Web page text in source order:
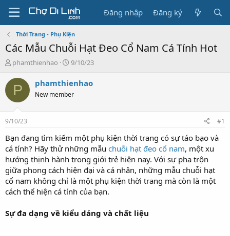
Đăng nhập Đăng ký
Thời Trang - Phụ Kiện
Các Mẫu Chuỗi Hạt Đeo Cổ Nam Cá Tính Hot
T
r
a
s
t
a
r
t
e
r
phamthienhao
N
à
g
9/10/23
P phamthienhao
New member
9/10/23 #1
Bạn đang tìm kiếm một phụ kiện thời trang có sự táo bạo và
cá tính? Hãy thử những mẫu chuỗi hạt đeo cổ nam, một xu
hướng thịnh hành trong giới trẻ hiện nay. Với sự pha trộn
giữa phong cách hiện đại và cá nhân, những mẫu chuỗi hạt
cổ nam không chỉ là một phụ kiện thời trang mà còn là một
cách thể hiện cá tính của bạn.
Sự đa dạng về kiểu dáng và chất liệu